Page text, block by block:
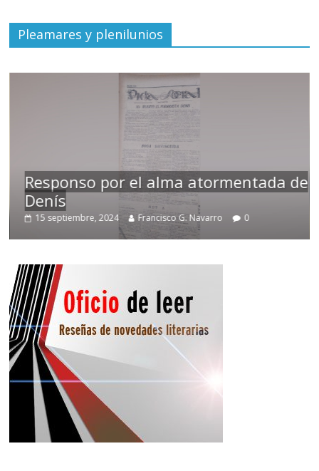
Pleamares y plenilunios
Responso por el alma atormentada de
Denís
15 septiembre, 2024 Francisco G. Navarro 0